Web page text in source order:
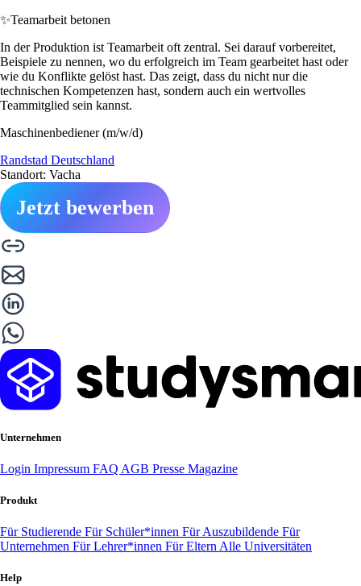
✨Teamarbeit betonen
In der Produktion ist Teamarbeit oft zentral. Sei darauf vorbereitet,
Beispiele zu nennen, wo du erfolgreich im Team gearbeitet hast oder
wie du Konflikte gelöst hast. Das zeigt, dass du nicht nur die
technischen Kompetenzen hast, sondern auch ein wertvolles
Teammitglied sein kannst.
Maschinenbediener (m/w/d)
Randstad Deutschland
Standort: Vacha
Jetzt bewerben
Unternehmen
Login Impressum FAQ AGB Presse Magazine
Produkt
Für Studierende Für Schüler*innen Für Auszubildende Für
Unternehmen Für Lehrer*innen Für Eltern Alle Universitäten
Help